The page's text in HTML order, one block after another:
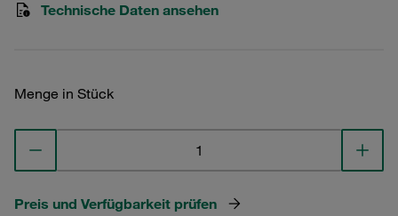
Technische Daten ansehen
Menge in Stück
Preis und Verfügbarkeit prüfen